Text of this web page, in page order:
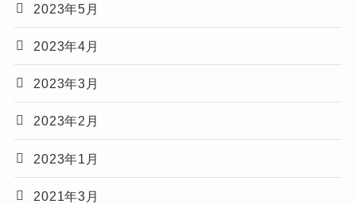
2023年5月
2023年4月
2023年3月
2023年2月
2023年1月
2021年3月